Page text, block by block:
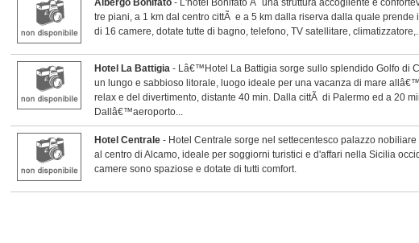
Albergo Bonifato - L'hotel Bonifato Ã¨ una struttura accogliente e
tre piani, a 1 km dal centro cittÃ e a 5 km dalla riserva dalla quale prende
di 16 camere, dotate tutte di bagno, telefono, TV satellitare,
Hotel La Battigia - Lâ€™Hotel La Battigia sorge sullo splendido Golfo di
un lungo e sabbioso litorale, luogo ideale per una vacanza di mare
relax e del divertimento, distante 40 min. Dalla cittÃ di Palermo ed a 20
Dallâ€™aeroporto...
Hotel Centrale - Hotel Centrale sorge nel settecentesco palazzo
al centro di Alcamo, ideale per soggiorni turistici e d'affari nella Sicilia
camere sono spaziose e dotate di tutti comfort.